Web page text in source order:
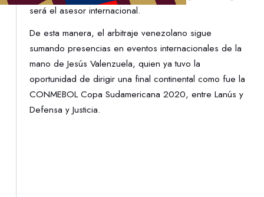
será el asesor internacional.
De esta manera, el arbitraje venezolano sigue
sumando presencias en eventos internacionales de la
mano de Jesús Valenzuela, quien ya tuvo la
oportunidad de dirigir una final continental como fue la
CONMEBOL Copa Sudamericana 2020, entre Lanús y
Defensa y Justicia.